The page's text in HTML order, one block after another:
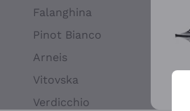
Falanghina
Pinot Bianco
Arneis
Vitovska
Verdicchio